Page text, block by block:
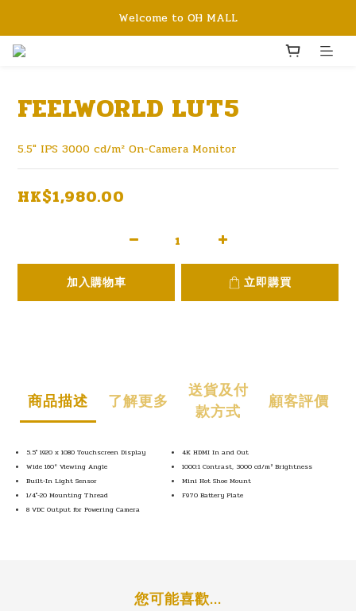
Welcome to OH MALL
FEELWORLD LUT5
5.5" IPS 3000 cd/m² On-Camera Monitor
HK$1,980.00
加入購物車 立即購買
商品描述 了解更多
送貨及付
款方式
顧客評價
5.5" 1920 x 1080 Touchscreen Display
4K HDMI In and Out
Wide 160° Viewing Angle
1000:1 Contrast, 3000 cd/m² Brightness
Built-In Light Sensor
Mini Hot Shoe Mount
1/4"-20 Mounting Thread
F970 Battery Plate
8 VDC Output for Powering Camera
您可能喜歡...